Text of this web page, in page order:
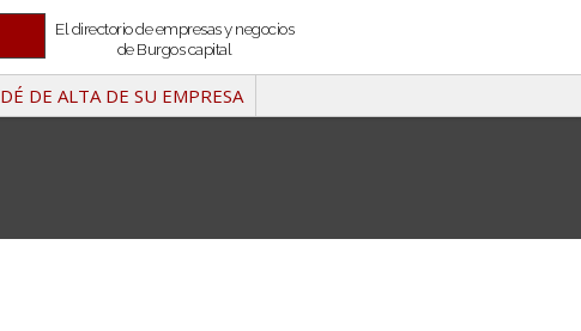
El directorio de empresas y negocios
de Burgos capital
DÉ DE ALTA DE SU EMPRESA